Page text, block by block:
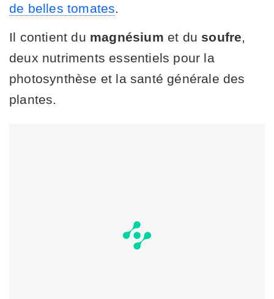
de belles tomates
Il contient du magnésium et du soufre
deux nutriments essentiels pour la
photosynthèse et la santé générale des
plantes.